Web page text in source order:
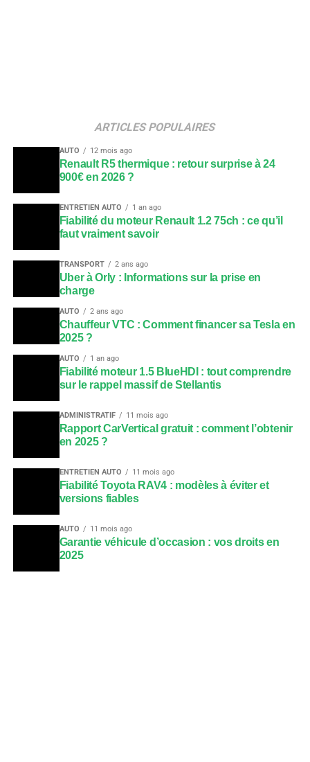
ARTICLES POPULAIRES
AUTO 12 mois ago
Renault R5 thermique : retour surprise à 24
900€ en 2026 ?
ENTRETIEN AUTO 1 an ago
Fiabilité du moteur Renault 1.2 75ch : ce qu’il
faut vraiment savoir
TRANSPORT 2 ans ago
Uber à Orly : Informations sur la prise en
charge
AUTO 2 ans ago
Chauffeur VTC : Comment financer sa Tesla en
2025 ?
AUTO 1 an ago
Fiabilité moteur 1.5 BlueHDI : tout comprendre
sur le rappel massif de Stellantis
ADMINISTRATIF 11 mois ago
Rapport CarVertical gratuit : comment l’obtenir
en 2025 ?
ENTRETIEN AUTO 11 mois ago
Fiabilité Toyota RAV4 : modèles à éviter et
versions fiables
AUTO 11 mois ago
Garantie véhicule d’occasion : vos droits en
2025